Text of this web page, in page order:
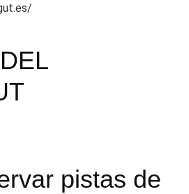
pistas de